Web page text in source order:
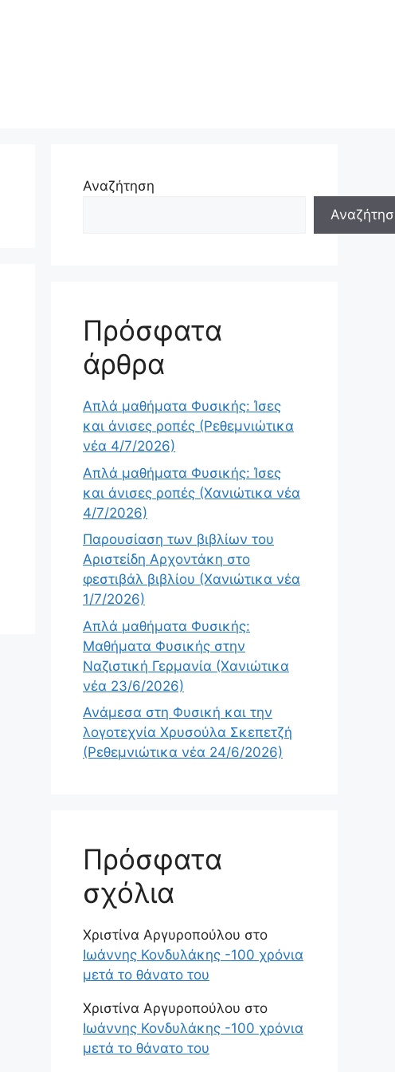
Αναζήτηση
Πρόσφατα
άρθρα
Απλά μαθήματα Φυσικής: Ίσες
και άνισες ροπές (Ρεθεμνιώτικα
νέα 4/7/2026)
Απλά μαθήματα Φυσικής: Ίσες
και άνισες ροπές (Χανιώτικα νέα
4/7/2026)
Παρουσίαση των βιβλίων του
Αριστείδη Αρχοντάκη στο
φεστιβάλ βιβλίου (Χανιώτικα νέα
1/7/2026)
Απλά μαθήματα Φυσικής:
Μαθήματα Φυσικής στην
Ναζιστική Γερμανία (Χανιώτικα
νέα 23/6/2026)
Ανάμεσα στη Φυσική και την
λογοτεχνία Χρυσούλα Σκεπετζή
(Ρεθεμνιώτικα νέα 24/6/2026)
Πρόσφατα
σχόλια
Χριστίνα Αργυροπούλου στο
Ιωάννης Κονδυλάκης -100 χρόνια
μετά το θάνατο του
Χριστίνα Αργυροπούλου στο
Ιωάννης Κονδυλάκης -100 χρόνια
μετά το θάνατο του